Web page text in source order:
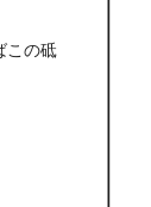
この砥